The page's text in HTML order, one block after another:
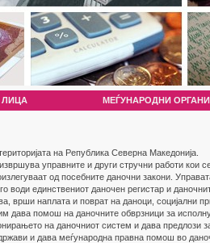
ЛИЦА МЕЃУНАРОДНИ
на Република Северна Македонија.
управните и други стручни работи кои
од посебните даночни закони.
води единствениот даночен регистар и
врши наплата и поврат на даноци, социјални
дава помош на даночните обврзници за
на даночниот систем и дава предлози
и дава меѓународна правна помош во